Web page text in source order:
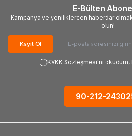
E-Bülten
Kampanya ve yeniliklerden haberdar
olun!
Kayıt Ol
KVKK Sözleşmesi'ni okudum,
90-212-